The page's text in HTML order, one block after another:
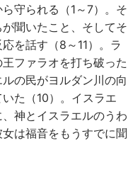
守られる（1～7）。そ
聞いたこと、そしてそ
を話す（8～11）。ラ
ファラオを打ち破った
の民がヨルダン川の向
た（10）。イスラエ
神とイスラエルのうわ
は福音をもうすでに聞